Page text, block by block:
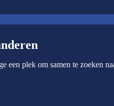
een plek om samen te zoeken